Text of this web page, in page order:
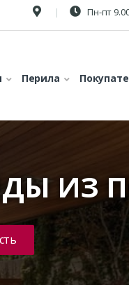
Пн-пт
Перила
ИЗ